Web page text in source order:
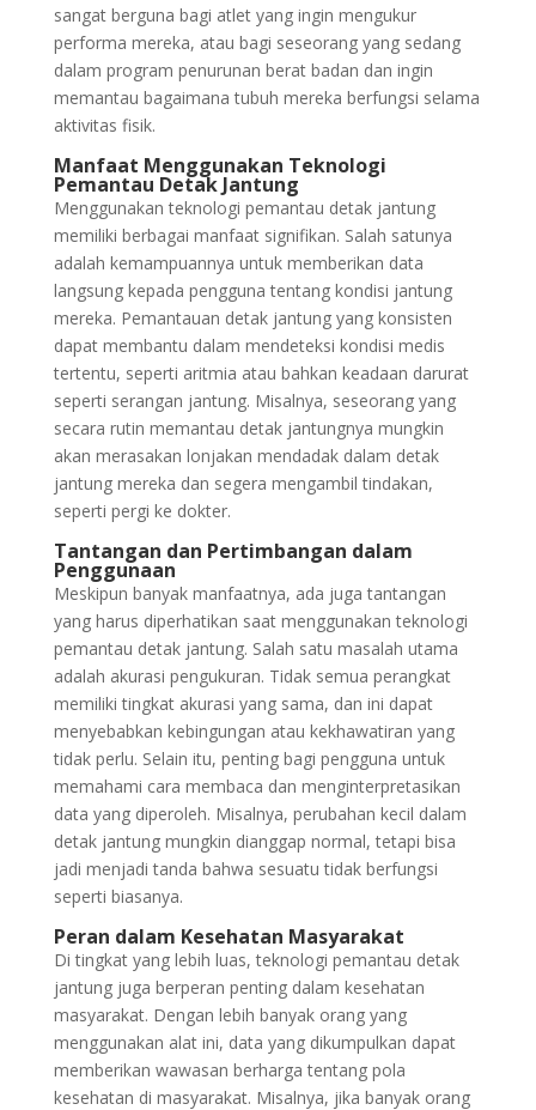
sangat berguna bagi atlet yang ingin mengukur
performa mereka, atau bagi seseorang yang sedang
dalam program penurunan berat badan dan ingin
memantau bagaimana tubuh mereka berfungsi selama
aktivitas fisik.
Manfaat Menggunakan Teknologi
Pemantau Detak Jantung
Menggunakan teknologi pemantau detak jantung
memiliki berbagai manfaat signifikan. Salah satunya
adalah kemampuannya untuk memberikan data
langsung kepada pengguna tentang kondisi jantung
mereka. Pemantauan detak jantung yang konsisten
dapat membantu dalam mendeteksi kondisi medis
tertentu, seperti aritmia atau bahkan keadaan darurat
seperti serangan jantung. Misalnya, seseorang yang
secara rutin memantau detak jantungnya mungkin
akan merasakan lonjakan mendadak dalam detak
jantung mereka dan segera mengambil tindakan,
seperti pergi ke dokter.
Tantangan dan Pertimbangan dalam
Penggunaan
Meskipun banyak manfaatnya, ada juga tantangan
yang harus diperhatikan saat menggunakan teknologi
pemantau detak jantung. Salah satu masalah utama
adalah akurasi pengukuran. Tidak semua perangkat
memiliki tingkat akurasi yang sama, dan ini dapat
menyebabkan kebingungan atau kekhawatiran yang
tidak perlu. Selain itu, penting bagi pengguna untuk
memahami cara membaca dan menginterpretasikan
data yang diperoleh. Misalnya, perubahan kecil dalam
detak jantung mungkin dianggap normal, tetapi bisa
jadi menjadi tanda bahwa sesuatu tidak berfungsi
seperti biasanya.
Peran dalam Kesehatan Masyarakat
Di tingkat yang lebih luas, teknologi pemantau detak
jantung juga berperan penting dalam kesehatan
masyarakat. Dengan lebih banyak orang yang
menggunakan alat ini, data yang dikumpulkan dapat
memberikan wawasan berharga tentang pola
kesehatan di masyarakat. Misalnya, jika banyak orang